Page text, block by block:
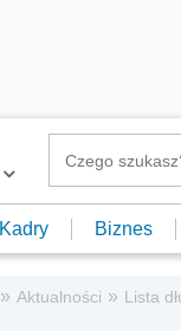
Kadry Biznes
» Aktualności » Lista